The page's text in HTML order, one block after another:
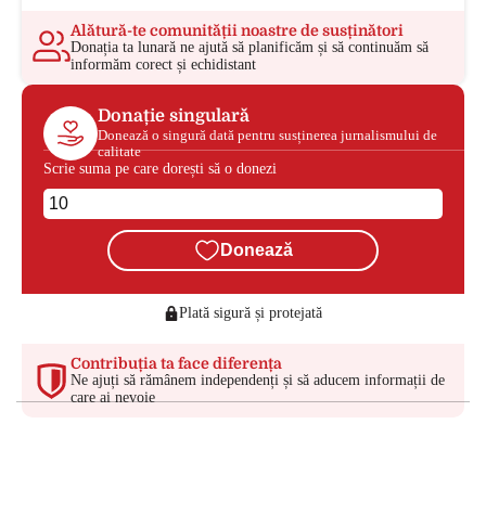
Alătură-te comunității noastre de susținători
Donația ta lunară ne ajută să planificăm și să continuăm să
informăm corect și echidistant
Donație singulară
Donează o singură dată pentru susținerea jurnalismului de
calitate
Scrie suma pe care dorești să o donezi
Donează
Plată sigură și protejată
Contribuția ta face diferența
Ne ajuți să rămânem independenți și să aducem informații de
care ai nevoie